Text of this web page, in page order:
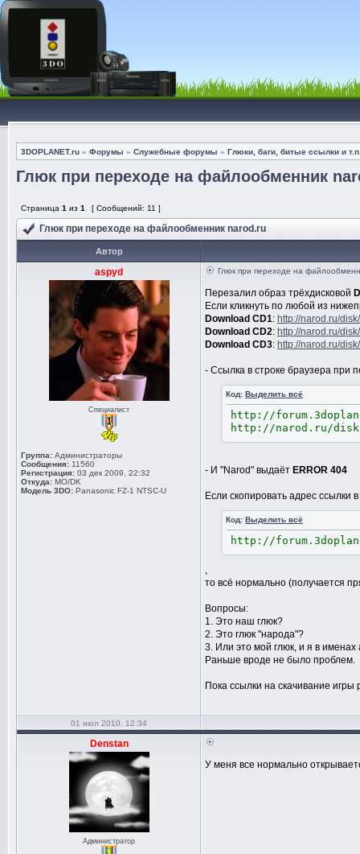
3DOPLANET.ru » Форумы » Служебные форумы » Глюки, баги, битые ссылки и
Глюк при переходе на файлообменник
Страница 1 из 1 [ Сообщений: 11 ]
Глюк при переходе на файлообменник narod.ru
Автор
aspyd
Специалист
Группа: Администраторы
Сообщения: 11560
Регистрация: 03 дек 2009, 22:32
Откуда: MO/DK
Модель 3DO: Panasonic FZ-1 NTSC-U
Глюк при переходе на
Перезалил образ трёхдисковой
Если кликнуть по любой из
Download CD1: http://narod.ru/
Download CD2: http://narod.ru/
Download CD3: http://narod.ru/
- Ссылка в строке браузера при
Код: Выделить всё
http://
http://narod.ru/disk/
- И "Narod" выдаёт ERROR 404
Если скопировать адрес ссылки
Код: Выделить всё
http://
,
то всё нормально (получается
Вопросы:
1. Это наш глюк?
2. Это глюк "народа"?
3. Или это мой глюк, и я в
Раньше вроде не было проблем.
Пока ссылки на скачивание
01 июл 2010, 12:34
Denstan
Администратор
У меня все нормально